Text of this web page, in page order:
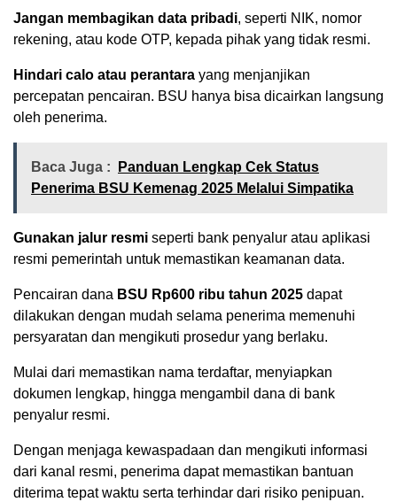
Jangan membagikan data pribadi, seperti NIK, nomor
rekening, atau kode OTP, kepada pihak yang tidak resmi.
Hindari calo atau perantara yang menjanjikan
percepatan pencairan. BSU hanya bisa dicairkan langsung
oleh penerima.
Baca Juga :
Panduan Lengkap Cek Status
Penerima BSU Kemenag 2025 Melalui Simpatika
Gunakan jalur resmi seperti bank penyalur atau aplikasi
resmi pemerintah untuk memastikan keamanan data.
Pencairan dana BSU Rp600 ribu tahun 2025 dapat
dilakukan dengan mudah selama penerima memenuhi
persyaratan dan mengikuti prosedur yang berlaku.
Mulai dari memastikan nama terdaftar, menyiapkan
dokumen lengkap, hingga mengambil dana di bank
penyalur resmi.
Dengan menjaga kewaspadaan dan mengikuti informasi
dari kanal resmi, penerima dapat memastikan bantuan
diterima tepat waktu serta terhindar dari risiko penipuan.